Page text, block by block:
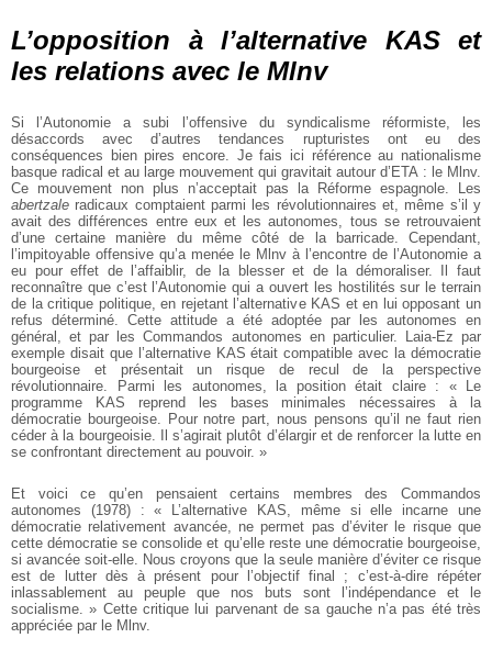
L’opposition à l’alternative KAS et
les relations avec le Mlnv
Si l’Autonomie a subi l’offensive du syndicalisme réformiste, les
désaccords avec d’autres tendances rupturistes ont eu des
conséquences bien pires encore. Je fais ici référence au nationalisme
basque radical et au large mouvement qui gravitait autour d’ETA : le Mlnv.
Ce mouvement non plus n’acceptait pas la Réforme espagnole. Les
abertzale radicaux comptaient parmi les révolutionnaires et, même s’il y
avait des différences entre eux et les autonomes, tous se retrouvaient
d’une certaine manière du même côté de la barricade. Cependant,
l’impitoyable offensive qu’a menée le Mlnv à l’encontre de l’Autonomie a
eu pour effet de l’affaiblir, de la blesser et de la démoraliser. Il faut
reconnaître que c’est l’Autonomie qui a ouvert les hostilités sur le terrain
de la critique politique, en rejetant l’alternative KAS et en lui opposant un
refus déterminé. Cette attitude a été adoptée par les autonomes en
général, et par les Commandos autonomes en particulier. Laia-Ez par
exemple disait que l’alternative KAS était compatible avec la démocratie
bourgeoise et présentait un risque de recul de la perspective
révolutionnaire. Parmi les autonomes, la position était claire : « Le
programme KAS reprend les bases minimales nécessaires à la
démocratie bourgeoise. Pour notre part, nous pensons qu’il ne faut rien
céder à la bourgeoisie. Il s’agirait plutôt d’élargir et de renforcer la lutte en
se confrontant directement au pouvoir. »
Et voici ce qu’en pensaient certains membres des Commandos
autonomes (1978) : « L’alternative KAS, même si elle incarne une
démocratie relativement avancée, ne permet pas d’éviter le risque que
cette démocratie se consolide et qu’elle reste une démocratie bourgeoise,
si avancée soit-elle. Nous croyons que la seule manière d’éviter ce risque
est de lutter dès à présent pour l’objectif final ; c’est-à-dire répéter
inlassablement au peuple que nos buts sont l’indépendance et le
socialisme. » Cette critique lui parvenant de sa gauche n’a pas été très
appréciée par le Mlnv.